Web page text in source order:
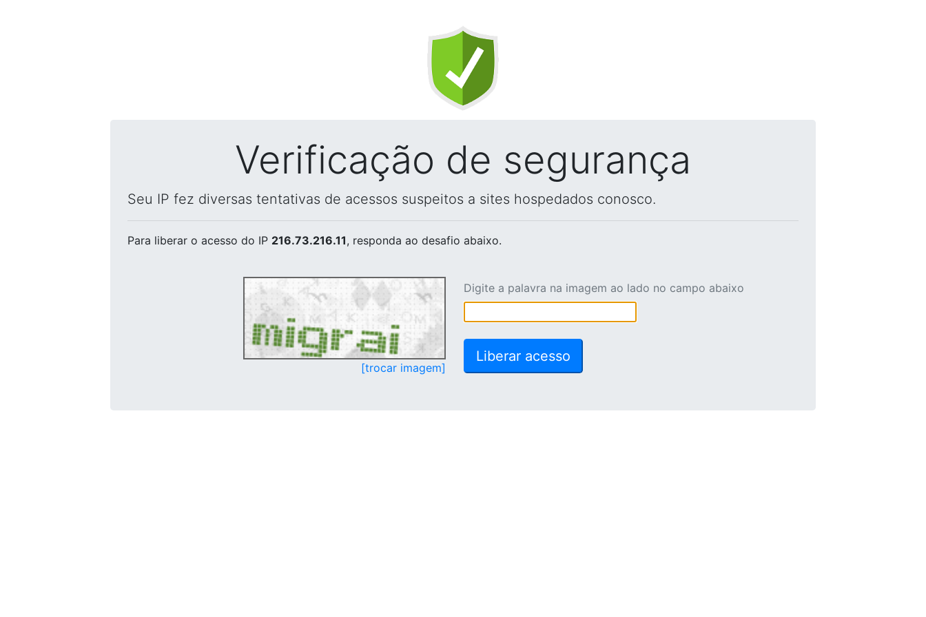
Verificação de segurança
Seu IP fez diversas tentativas de acessos suspeitos a sites hospedados conosco.
Para liberar o acesso do IP 216.73.216.11, responda ao desafio abaixo.
[trocar imagem]
Digite a palavra na imagem ao lado no campo abaixo